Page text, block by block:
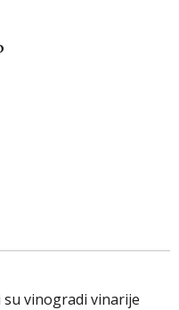
su vinogradi vinarije